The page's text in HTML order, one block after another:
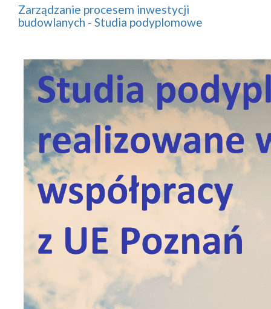
Zarządzanie procesem inwestycji
budowlanych - Studia podyplomowe